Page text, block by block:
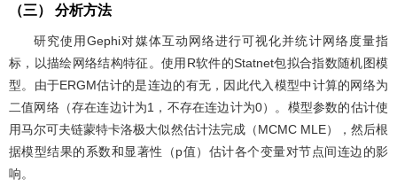
（三） 分析方法
研究使用Gephi对媒体互动网络进行可视化并统计网络度量指
标，以描绘网络结构特征。使用R软件的Statnet包拟合指数随机图模
型。由于ERGM估计的是连边的有无，因此代入模型中计算的网络为
二值网络（存在连边计为1，不存在连边计为0）。模型参数的估计使
用马尔可夫链蒙特卡洛极大似然估计法完成（MCMC MLE），然后根
据模型结果的系数和显著性（p值）估计各个变量对节点间连边的影
响。